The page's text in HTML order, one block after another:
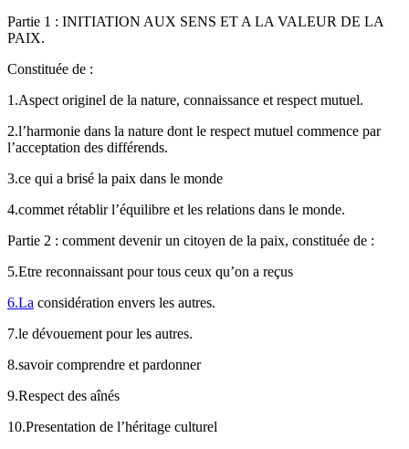
Partie 1 : INITIATION AUX SENS ET A LA VALEUR DE LA
PAIX.
Constituée de :
1.Aspect originel de la nature, connaissance et respect mutuel.
2.l’harmonie dans la nature dont le respect mutuel commence par
l’acceptation des différends.
3.ce qui a brisé la paix dans le monde
4.commet rétablir l’équilibre et les relations dans le monde.
Partie 2 : comment devenir un citoyen de la paix, constituée de :
5.Etre reconnaissant pour tous ceux qu’on a reçus
6.La considération envers les autres.
7.le dévouement pour les autres.
8.savoir comprendre et pardonner
9.Respect des aînés
10.Presentation de l’héritage culturel